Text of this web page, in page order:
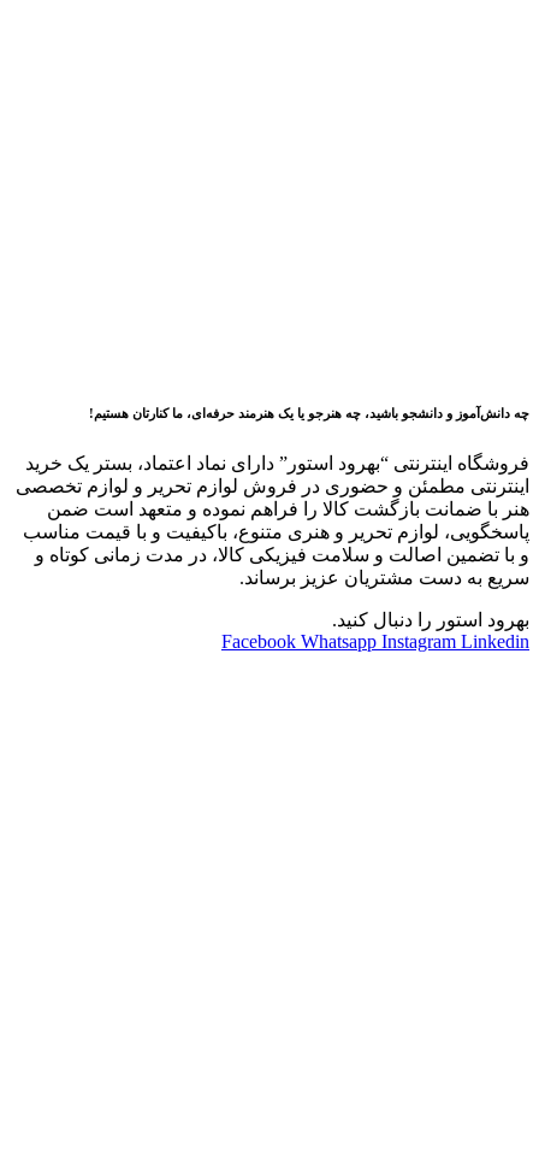
چه دانش‌آموز و دانشجو باشید، چه هنرجو یا یک هنرمند حرفه‌ای، ما کنارتان هستیم!
فروشگاه اینترنتی “بهرود استور” دارای نماد اعتماد، بستر یک خرید
اینترنتی مطمئن و حضوری در فروش لوازم تحریر و لوازم تخصصی
هنر با ضمانت بازگشت کالا را فراهم نموده و متعهد است ضمن
پاسخگویی، لوازم تحریر و هنری متنوع، باکیفیت و با قیمت مناسب
و با تضمین اصالت و سلامت فیزیکی کالا، در مدت زمانی کوتاه و
سریع به دست مشتریان عزیز برساند.
بهرود استور را دنبال کنید.
Facebook Whatsapp Instagram Linkedin